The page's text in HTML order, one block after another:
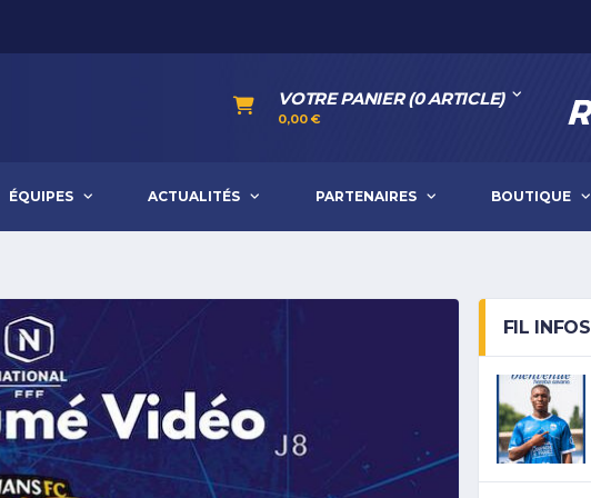
VOTRE PANIER (0 ARTICLE)
0,00€
ÉQUIPES ACTUALITÉS PARTENAIRES BOUTIQUE
FIL INFOS